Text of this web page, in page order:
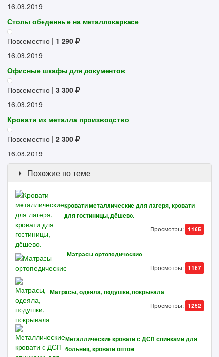
16.03.2019
Столы обеденные на металлокаркасе
Повсеместно | 1 290
16.03.2019
Офисные шкафы для документов
Повсеместно | 3 300
16.03.2019
Кровати из металла производство
Повсеместно | 2 300
16.03.2019
Похожие по теме
Кровати металлические для лагеря, кровати
для гостиницы, дёшево.
Просмотры: 1165
Матрасы ортопедические
Просмотры: 1167
Матрасы, одеяла, подушки, покрывала
Просмотры: 1252
Металлические кровати с ДСП спинками для
больниц, кровати оптом